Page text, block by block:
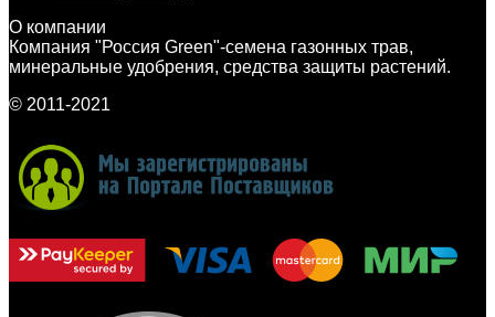
О компании
Компания "Россия Green"-семена газонных трав,
минеральные удобрения, средства защиты растений.
© 2011-2021